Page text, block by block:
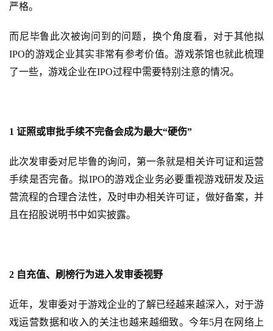
首
页
原
游
戏
业
机
戏
严格。
而尼毕鲁此次被询问到的问题，换个角度看，对于其他拟
IPO的游戏企业其实非常有参考价值。游戏茶馆也就此梳理
了一些，游戏企业在IPO过程中需要特别注意的情况。
1 证照或审批手续不完备会成为最大“硬伤”
此次发审委对尼毕鲁的询问，第一条就是相关许可证和运营
手续是否完备。拟IPO的游戏企业务必要重视游戏研发及运
营流程的合理合法性，及时申办相关许可证，做好备案，并
且在招股说明书中如实披露。
2 自充值、刷榜行为进入发审委视野
近年，发审委对于游戏企业的了解已经越来越深入，对于游
戏运营数据和收入的关注也越来越细致。今年5月在网络上